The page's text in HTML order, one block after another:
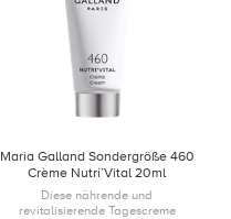
Maria Galland Sondergröße 460
Crème Nutri’Vital 20ml
Diese nährende und
revitalisierende Tagescreme